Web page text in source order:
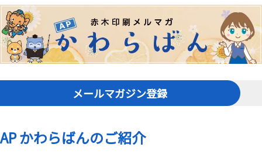
メールマガジン登録
AP かわらばんのご紹介